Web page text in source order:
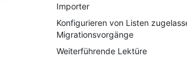
Importer
Konfigurieren von Listen
Migrationsvorgänge
Weiterführende Lektüre